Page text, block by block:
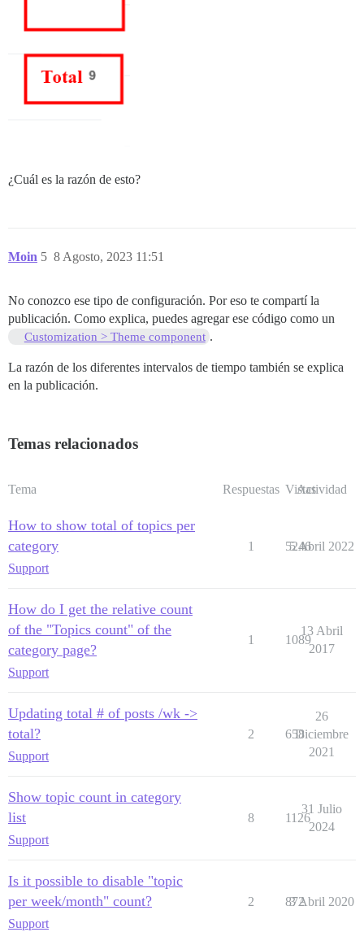
¿Cuál es la razón de esto?
Moin 8 Agosto, 2023 11:51
5
No conozco ese tipo de configuración. Por eso te compartí la
publicación. Como explica, puedes agregar ese código como un
Customization > Theme component .
La razón de los diferentes intervalos de tiempo también se explica
en la publicación.
Temas relacionados
Tema Respuestas Vistas
Actividad
How to show total of topics per
category
Support
1 5246
5 Abril 2022
How do I get the relative count
of the "Topics count" of the
category page?
Support
1 1089
13 Abril
2017
Updating total # of posts /wk ->
total?
Support
2 658
26
Diciembre
2021
Show topic count in category
list
Support
8 1126
31 Julio
2024
Is it possible to disable "topic
per week/month" count?
Support
2 872
3 Abril 2020